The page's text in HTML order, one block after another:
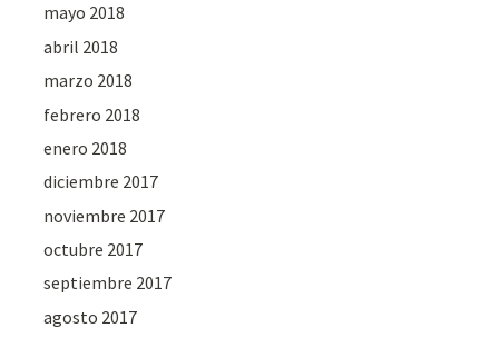
mayo 2018
abril 2018
marzo 2018
febrero 2018
enero 2018
diciembre 2017
noviembre 2017
octubre 2017
septiembre 2017
agosto 2017